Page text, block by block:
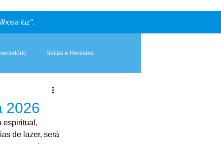
luz".
Seitas e Heresias
2026
espiritual,
de lazer, será